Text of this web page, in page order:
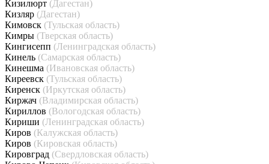
Кизилюрт (Дагестан)
Кизляр (Дагестан)
Кимовск (Тульская область)
Кимры (Тверская область)
Кингисепп (Ленинградская область)
Кинель (Самарская область)
Кинешма (Ивановская область)
Киреевск (Тульская область)
Киренск (Иркутская область)
Киржач (Владимирская область)
Кириллов (Вологодская область)
Кириши (Ленинградская область)
Киров (Калужская область)
Киров (Кировская область)
Кировград (Свердловская область)